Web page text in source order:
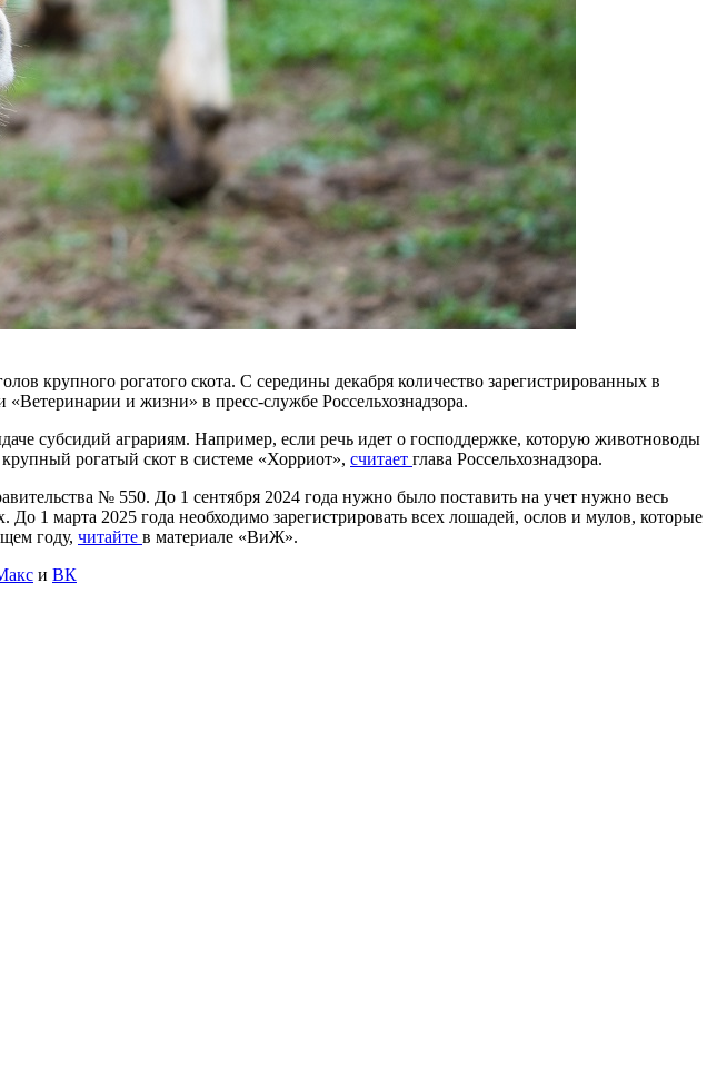
крупного рогатого скота. С середины декабря количество зарегистрированных в
и жизни» в пресс-службе Россельхознадзора.
субсидий аграриям. Например, если речь идет о господдержке, которую животноводы
рогатый скот в системе «Хорриот», считает глава Россельхознадзора.
№ 550. До 1 сентября 2024 года нужно было поставить на учет нужно весь
1 марта 2025 года необходимо зарегистрировать всех лошадей, ослов и мулов, которые
году, читайте в материале «ВиЖ».
и ВК